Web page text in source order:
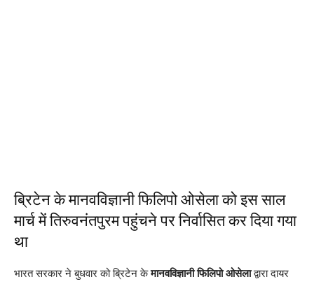
ब्रिटेन के मानवविज्ञानी फिलिपो ओसेला को इस साल
मार्च में तिरुवनंतपुरम पहुंचने पर निर्वासित कर दिया गया
था
भारत सरकार ने बुधवार को ब्रिटेन केमानवविज्ञानी फिलिपो ओसेलाद्वारा दायर